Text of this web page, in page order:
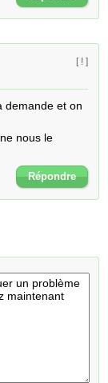
[ ! ]
demande et on
nous le
Répondre